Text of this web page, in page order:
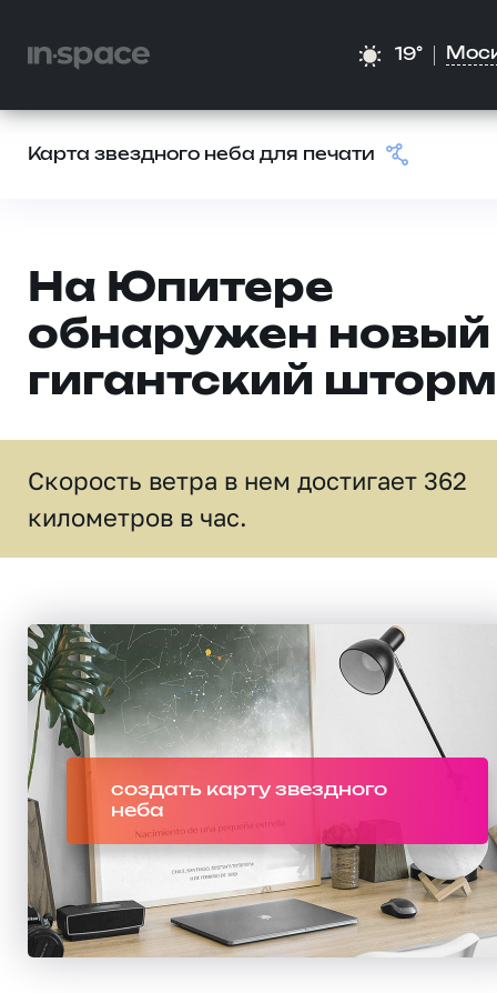
19°
Карта звездного неба для печати
На Юпитере
обнаружен новый
гигантский шторм
Скорость ветра в нем достигает 362
километров в час.
создать карту звездного
неба